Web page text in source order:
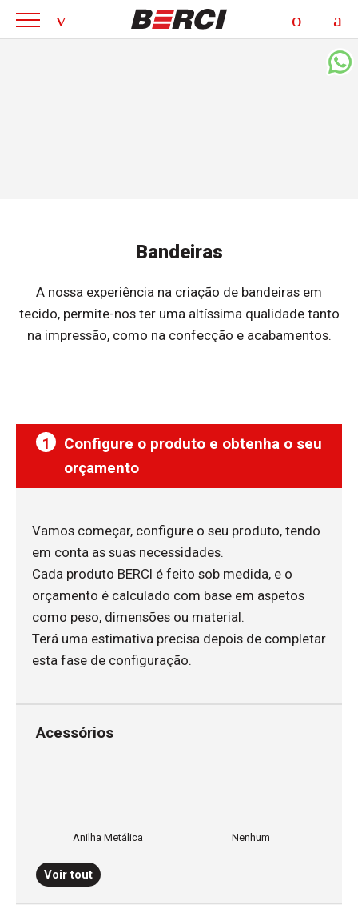
Bandeiras
A nossa experiência na criação de bandeiras em
tecido, permite-nos ter uma altíssima qualidade tanto
na impressão, como na confecção e acabamentos.
1
Configure o produto e obtenha o seu
orçamento
Vamos começar, configure o seu produto, tendo
em conta as suas necessidades.
Cada produto BERCI é feito sob medida, e o
orçamento é calculado com base em aspetos
como peso, dimensões ou material.
Terá uma estimativa precisa depois de completar
esta fase de configuração.
Acessórios
Anilha Metálica Nenhum
Tiras de velcro
Voir tout